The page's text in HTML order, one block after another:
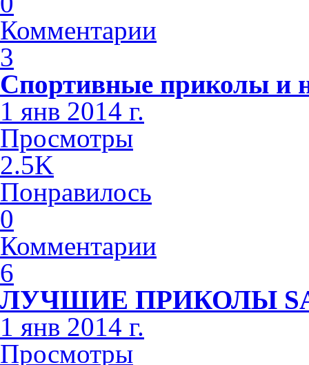
Комментарии
3
Спортивные приколы и
1 янв 2014 г.
Просмотры
2.5K
Понравилось
0
Комментарии
6
ЛУЧШИЕ ПРИКОЛЫ
1 янв 2014 г.
Просмотры